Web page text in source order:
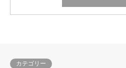
カテゴリー